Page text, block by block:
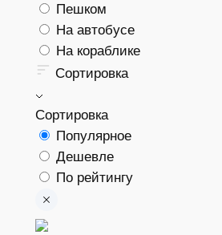
Пешком
На автобусе
На кораблике
Сортировка
Сортировка
Популярное
Дешевле
По рейтингу